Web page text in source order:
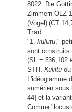
8022. Die
Zimmern OLZ
(Vogel) (CT
Trad :
"1. kulilitu,"
sont construits
(SL = 536,102
STH. Kuliltu ou
L'idéogramme
sumérien sous
44] et la
Comme